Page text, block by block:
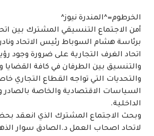
الخرطوم=^المندرة نيوز^
أمن الاجتماع التنسيقي المشترك بين
برئاسة هشام السوباط رئيس الاتحاد
اتحاد الغرف التجارية على ضرورة وجود
والتنسيق بين الطرفان في كافة
والتحديات التي تواجه القطاع التجاري
السياسات الاقتصادية والخاصة بالصادر
الداخلية.
وبحث الاجتماع المشترك الذي انعقد
لاتحاد اصحاب العمل د.الصادق سوار